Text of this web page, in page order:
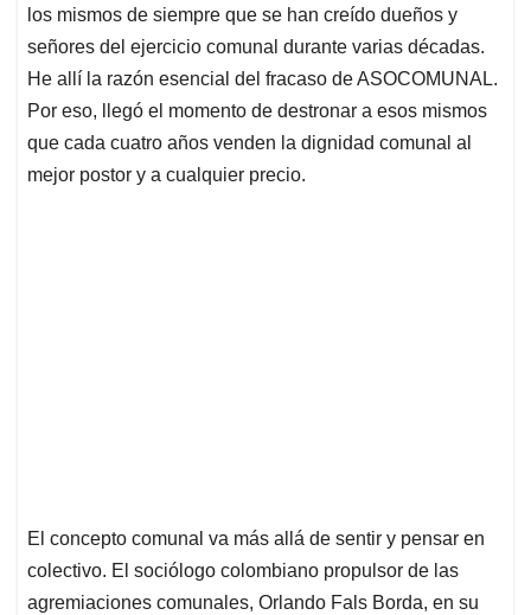
p
p
o
k
I
n
s
los mismos de siempre que se han creído dueños y
señores del ejercicio comunal durante varias décadas.
He allí la razón esencial del fracaso de ASOCOMUNAL.
Por eso, llegó el momento de destronar a esos mismos
que cada cuatro años venden la dignidad comunal al
mejor postor y a cualquier precio.
El concepto comunal va más allá de sentir y pensar en
colectivo. El sociólogo colombiano propulsor de las
agremiaciones comunales, Orlando Fals Borda, en su